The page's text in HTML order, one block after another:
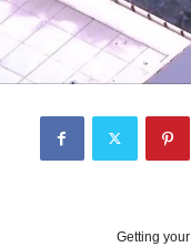
Getting your